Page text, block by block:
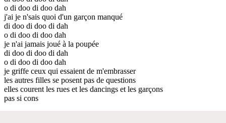
o di doo di doo dah
j'ai je n'sais quoi d'un garçon manqué
di doo di doo di dah
o di doo di doo dah
je n'ai jamais joué à la poupée
di doo di doo di dah
o di doo di doo dah
je griffe ceux qui essaient de m'embrasser
les autres filles se posent pas de questions
elles courent les rues et les dancings et les garçons
pas si cons